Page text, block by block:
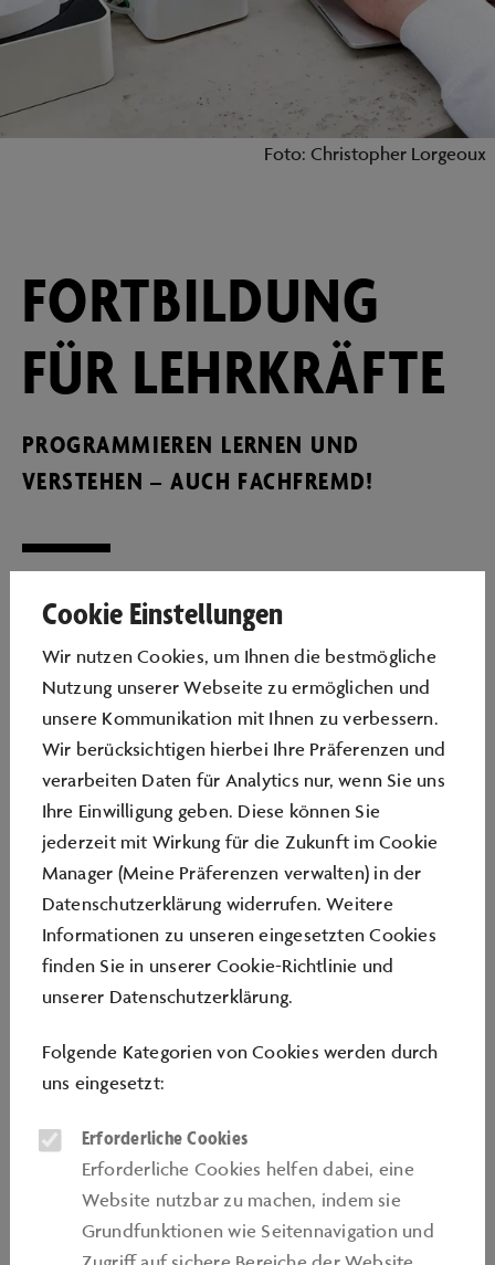
Foto: Christopher Lorgeoux
FORTBILDUNG
FÜR LEHRKRÄFTE
PROGRAMMIEREN LERNEN UND
VERSTEHEN – AUCH FACHFREMD!
Apps, Webseiten, Software in Fahrzeugen oder auch
Videospiele – nützliche Alltagshelfer und mittlerweile
unverzichtbare Bestandteile unseres Freizeit-, Berufs-
und Privatlebens, deren grundlegende Gemeinsamkeit
ganz einfach ist: Sie sind programmiert. Die
voranschreitende Digitalisierung macht aus Coding
und Programmieren eine zukunftsrelevante Fähigkeit
für Schülerinnen und Schüler, was mit der Einführung
des Unterrichtsfachs Informatik als Pflichtfach und die
damit einhergehende verstärkte Vermittlung digitaler
Kompetenzen berücksichtigt wird. Die Fortbildung
„Informatik – Programmieren lernen und verstehen“
dient dabei der elementaren Qualifizierung der
Lehrkräfte und beinhaltet den Umgang mit
blockbasierten Programmiersprachen, die speziell für
den Bereich Schule entwickelt wurden. Bei der Arbeit
Scratch oder auch beim Programmieren eines kleinen
Minicomputers erfahren die Lehrkräfte einen
praktischen und alltagsnahen Einstieg in die
Programmierung und entwickeln Kompetenzen des
Cookie Einstellungen
Wir nutzen Cookies, um Ihnen die bestmögliche
Nutzung unserer Webseite zu ermöglichen und
unsere Kommunikation mit Ihnen zu verbessern.
Wir berücksichtigen hierbei Ihre Präferenzen und
verarbeiten Daten für Analytics nur, wenn Sie uns
Ihre Einwilligung geben. Diese können Sie
jederzeit mit Wirkung für die Zukunft im Cookie
Manager (Meine Präferenzen verwalten) in der
Datenschutzerklärung widerrufen. Weitere
Informationen zu unseren eingesetzten Cookies
finden Sie in unserer Cookie-Richtlinie und
unserer Datenschutzerklärung.
Folgende Kategorien von Cookies werden durch
uns eingesetzt:
Erforderliche Cookies
Erforderliche Cookies helfen dabei, eine
Website nutzbar zu machen, indem sie
Grundfunktionen wie Seitennavigation und